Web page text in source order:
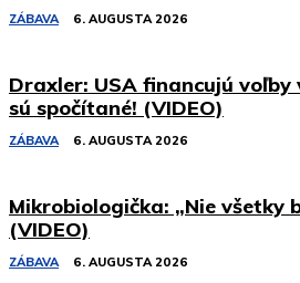
ZÁBAVA 6. AUGUSTA 2026
Draxler: USA financujú voľby
sú spočítané! (VIDEO)
ZÁBAVA 6. AUGUSTA 2026
Mikrobiologička: „Nie všetky
(VIDEO)
ZÁBAVA 6. AUGUSTA 2026